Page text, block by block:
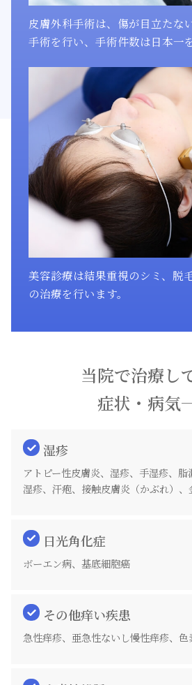
皮膚外科手術は、傷が目立たな
手術を行い、手術件数は日本一
美容診療は結果重視のシミ、脱
の治療を行います。
当院で治療し
症状・病気
湿疹
アトピー性皮膚炎、湿疹、手湿疹、
湿疹、汗疱、接触皮膚炎（かぶれ）、
日光角化症
ボーエン病、基底細胞癌
その他痒い疾患
急性痒疹、亜急性ないし慢性痒疹、